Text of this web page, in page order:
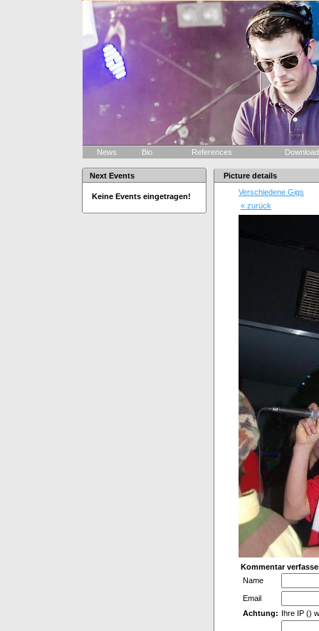
News Bio References
Next Events
Keine Events eingetragen!
Picture details
Verschiedene Gigs
« zurück
Kommentar
Name
Email
Achtung: Ihre IP ()